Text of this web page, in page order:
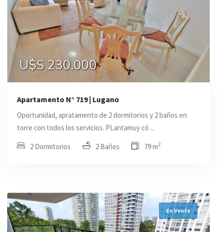
U$S 230.000
Apartamento N° 719 | Lugano
Oportunidad, apratamento de 2 dormitorios y 2 baños en
torre con todos los servicios. PLantamuy có ...
2 Dormitorios 2 Baños 79 m2
En Venta